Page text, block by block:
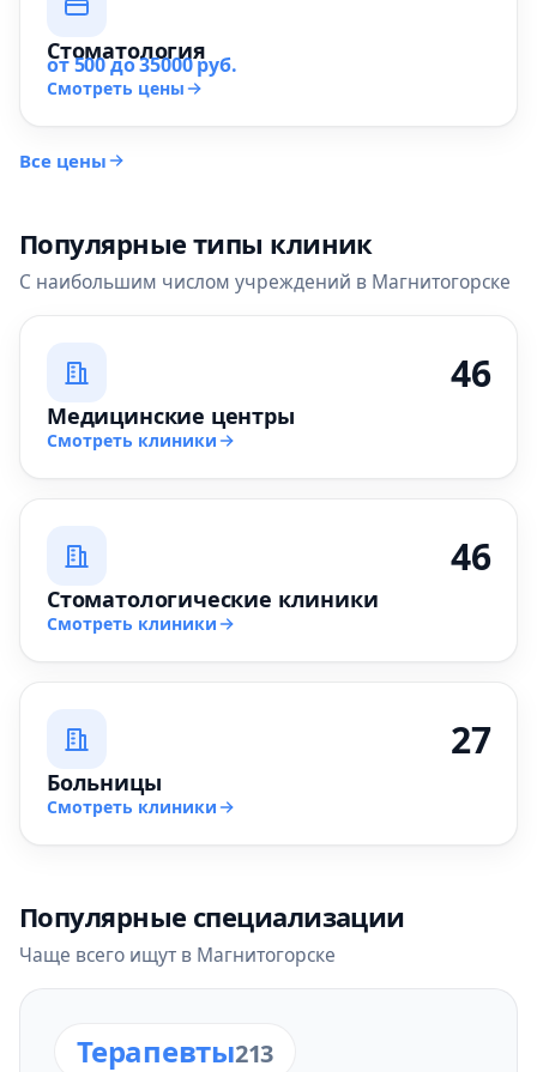
Стоматология
от 500 до 35000 руб.
Смотреть цены
Все цены
Популярные типы клиник
С наибольшим числом учреждений в Магнитогорске
46
Медицинские центры
Смотреть клиники
46
Стоматологические клиники
Смотреть клиники
27
Больницы
Смотреть клиники
Популярные специализации
Чаще всего ищут в Магнитогорске
Терапевты213